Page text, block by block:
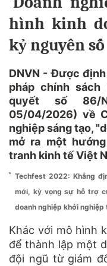
hình kinh
kỷ nguyên số
DNVN - Được
pháp chính
quyết số 86/
05/04/2026) về
nghiệp sáng tạo,
mở ra một
tranh kinh tế Việt
Techfest 2022: Khẳng
mới, kỳ vọng sự hỗ trợ
doanh nghiệp khởi nghiệp
Khác với mô hình
để thành lập một
đội ngũ từ giám